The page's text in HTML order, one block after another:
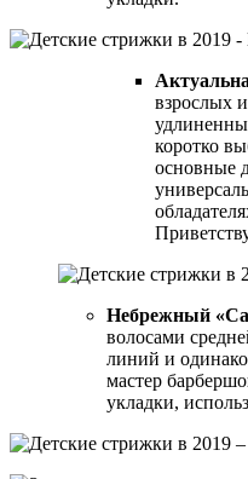
взрослых
коротко
основные
Небрежный
волосами
линий и
мастер
укладки,